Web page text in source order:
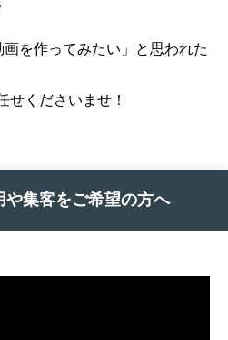
を作ってみたい」と思われた
せくださいませ！
集客をご希望の方へ